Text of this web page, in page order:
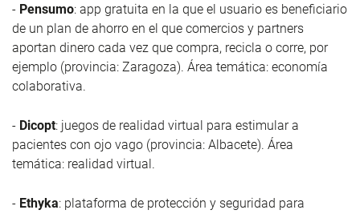
- Pensumo: app gratuita en la que el usuario es beneficiario
de un plan de ahorro en el que comercios y partners
aportan dinero cada vez que compra, recicla o corre, por
ejemplo (provincia: Zaragoza). Área temática: economía
colaborativa.
- Dicopt: juegos de realidad virtual para estimular a
pacientes con ojo vago (provincia: Albacete). Área
temática: realidad virtual.
- Ethyka: plataforma de protección y seguridad para